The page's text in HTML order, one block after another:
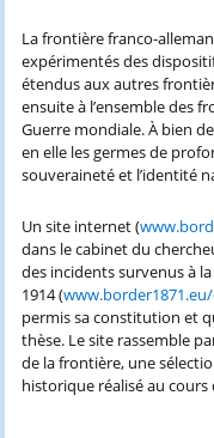
La frontière franco-
expérimentés des
étendus aux autres
ensuite à l’ensemble des
Guerre mondiale. À bien
en elle les germes de
souveraineté et l’identité
Un site internet (
dans le cabinet du
des incidents survenus à
1914 (
permis sa constitution et
thèse. Le site rassemble
de la frontière, une
historique réalisé au